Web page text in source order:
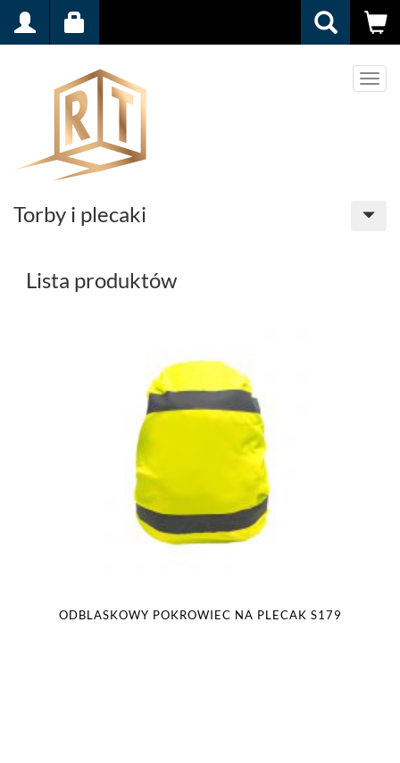
Menu
Torby i plecaki
Lista produktów
ODBLASKOWY POKROWIEC NA PLECAK S179